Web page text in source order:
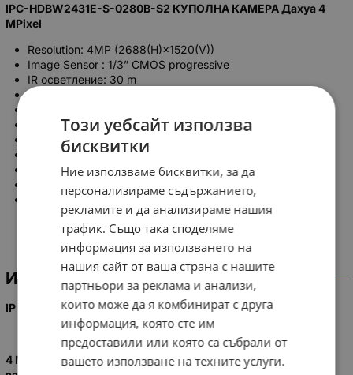
IPC-HDBW2431E-S-0280B-S2 КУПОЛНА КАМЕРА Дахуа 4
MPixel
Resolution: 4MP (2688(H)×1520(V))
Image Sensor : 1/3” CMOS progressive
IR осветление: 30 m
Технология на пренос: IP
Max Aperture : F1.6
Angle of View: 102.0°
Интерфейси: MicroSD слот
Power Supply : DC12V PoE (802.3af)(Class 0)
Ingress Protection & Vandal Resistance: IP67, IK10
ИНФОРМАЦИЯ
IP КУПОЛНА КАМЕРАIPC-HDBW2431E-S-0280B-S2
4 MP H.265+ StarlightTrueDAY/NIGHT IP водо и
Този уебсайт използва
бисквитки
Ние използваме бисквитки, за да
персонализираме съдържанието,
рекламите и да анализираме нашия
трафик. Също така споделяме
информация за използването на
нашия сайт от ваша страна с нашите
партньори за реклама и анализи,
които може да я комбинират с друга
информация, която сте им
предоставили или която са събрали от
вашето използване на техните услуги.